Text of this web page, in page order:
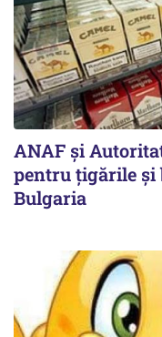
ANAF și
pentru țigările și
Bulgaria